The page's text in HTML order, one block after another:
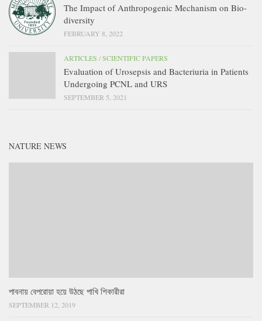
The Impact of Anthropogenic Mechanism on Bio-
diversity
FEBRUARY 8, 2022
ARTICLES /SCIENTIFIC PAPERS
Evaluation of Urosepsis and Bacteriuria in Patients
Undergoing PCNL and URS
SEPTEMBER 5, 2021
NATURE NEWS
পাবনায় বেপরোয়া হয়ে উঠছে পাখি শিকারীরা
SEPTEMBER 12, 2019